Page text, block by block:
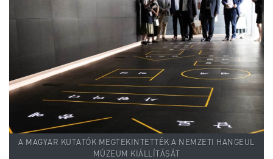
A MAGYAR KUTATÓK MEGTEKINTETTÉK A NEMZETI HANGEUL
MÚZEUM KIÁLLÍTÁSÁT